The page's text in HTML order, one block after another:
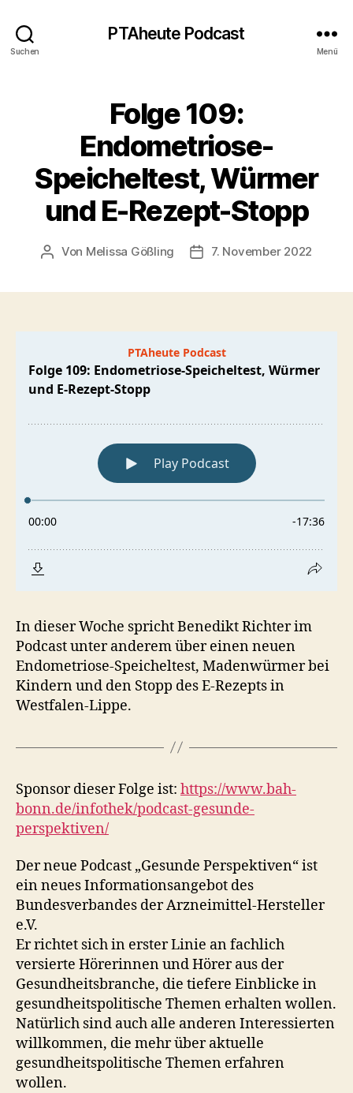
Suchen
PTAheute Podcast
Menü
Folge 109:
Endometriose-
Speicheltest, Würmer
und E-Rezept-Stopp
Beitragsautor
Von Melissa Gößling Veröffentlichungsdatum
7. November 2022
In dieser Woche spricht Benedikt Richter im
Podcast unter anderem über einen neuen
Endometriose-Speicheltest, Madenwürmer bei
Kindern und den Stopp des E-Rezepts in
Westfalen-Lippe.
Sponsor dieser Folge ist: https://www.bah-
bonn.de/infothek/podcast-gesunde-
perspektiven/
Der neue Podcast „Gesunde Perspektiven“ ist
ein neues Informationsangebot des
Bundesverbandes der Arzneimittel-Hersteller
e.V.
Er richtet sich in erster Linie an fachlich
versierte Hörerinnen und Hörer aus der
Gesundheitsbranche, die tiefere Einblicke in
gesundheitspolitische Themen erhalten wollen.
Natürlich sind auch alle anderen Interessierten
willkommen, die mehr über aktuelle
gesundheitspolitische Themen erfahren
wollen.